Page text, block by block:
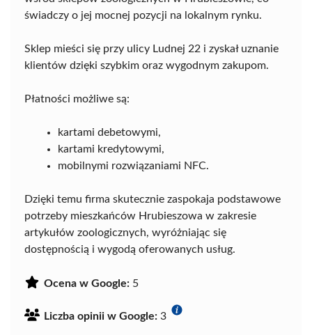
świadczy o jej mocnej pozycji na lokalnym rynku.
Sklep mieści się przy ulicy Ludnej 22 i zyskał uznanie
klientów dzięki szybkim oraz wygodnym zakupom.
Płatności możliwe są:
kartami debetowymi,
kartami kredytowymi,
mobilnymi rozwiązaniami NFC.
Dzięki temu firma skutecznie zaspokaja podstawowe
potrzeby mieszkańców Hrubieszowa w zakresie
artykułów zoologicznych, wyróżniając się
dostępnością i wygodą oferowanych usług.
Ocena w Google: 5
Liczba opinii w Google: 3